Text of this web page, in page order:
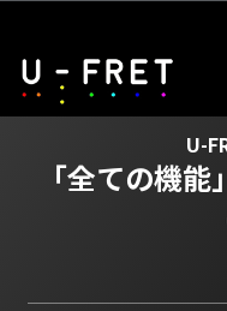
U-
「全ての機能